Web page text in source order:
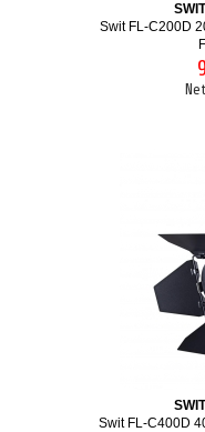
Swit FL-C200D
Swit FL-C400D